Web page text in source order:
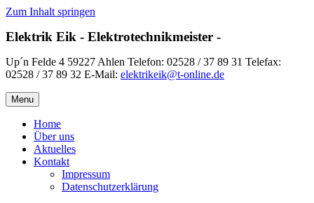
Zum Inhalt springen
Elektrik Eik - Elektrotechnikmeister -
Up´n Felde 4 59227 Ahlen Telefon: 02528 / 37 89 31 Telefax:
02528 / 37 89 32 E-Mail: elektrikeik@t-online.de
Menu
Home
Über uns
Aktuelles
Kontakt
Impressum
Datenschutzerklärung